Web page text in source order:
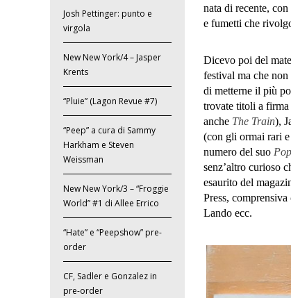
nata di recente,
e fumetti che
Dicevo poi del
festival ma che
di metterne il più
trovate titoli a
anche The Train),
(con gli ormai rari
numero del suo
senz’altro curioso
esaurito del
Press,
Lando ecc.
Josh Pettinger: punto e
virgola
New New York/4 – Jasper
Krents
“Pluie” (Lagon Revue #7)
“Peep” a cura di Sammy
Harkham e Steven
Weissman
New New York/3 – “Froggie
World” #1 di Allee Errico
“Hate” e “Peepshow” pre-
order
CF, Sadler e Gonzalez in
pre-order